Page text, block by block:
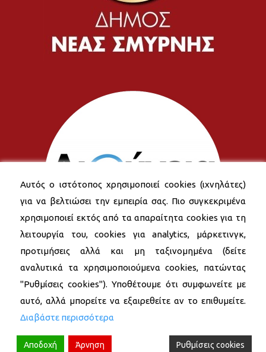
© 2026 Δήμος Νέας Σμύρνης
Αυτός ο ιστότοπος χρησιμοποιεί cookies (ιχνηλάτες)
για να βελτιώσει την εμπειρία σας. Πιο συγκεκριμένα
χρησιμοποιεί εκτός από τα απαραίτητα cookies για τη
λειτουργία του, cookies για analytics, μάρκετινγκ,
προτιμήσεις αλλά και μη ταξινομημένα (δείτε
αναλυτικά τα χρησιμοποιούμενα cookies, πατώντας
"Ρυθμίσεις cookies"). Υποθέτουμε ότι συμφωνείτε με
αυτό, αλλά μπορείτε να εξαιρεθείτε αν το επιθυμείτε.
Διαβάστε περισσότερα
Αποδοχή Άρνηση Ρυθμίσεις cookies